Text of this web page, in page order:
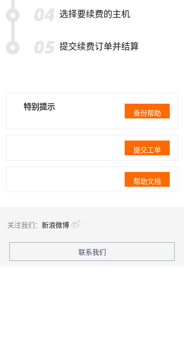
选择要续费的主机
提交续费订单并结算
特别提示
备份帮助
提交工单
帮助文档